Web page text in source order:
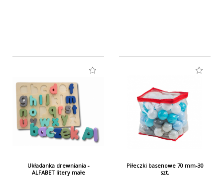
Układanka drewniania -
ALFABET litery małe
Piłeczki basenowe 70 mm-30
szt.